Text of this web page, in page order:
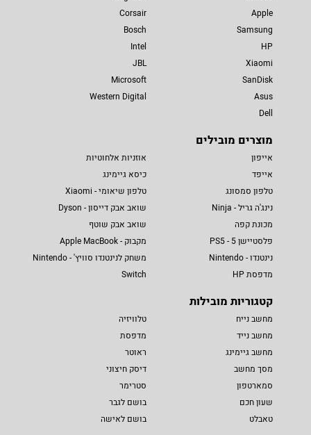
Apple
Samsung
HP
Xiaomi
SanDisk
Asus
Dell
Corsair
Bosch
Intel
JBL
Microsoft
Western Digital
מוצרים מובילים
אייפון
אייפד
טלפון סמסונג
נינג'ה גריל - Ninja
מכונת קפה
פלסטיישן 5 - PS5
נינטנדו - Nintendo
מדפסת HP
אוזניות אלחוטיות
כיסא גיימינג
טלפון שיאומי - Xiaomi
שואב אבק דייסון - Dyson
שואב אבק שוטף
מקבוק - Apple MacBook
משחק לנינטנדו סוויץ' - Nintendo
Switch
קטגוריות מובילות
מחשב נייח
מחשב נייד
מחשב גיימינג
מסך מחשב
סמארטפון
שעון חכם
טאבלט
טלוויזיה
מדפסת
ראוטר
דיסק חיצוני
סטרימר
בושם לגבר
בושם לאישה